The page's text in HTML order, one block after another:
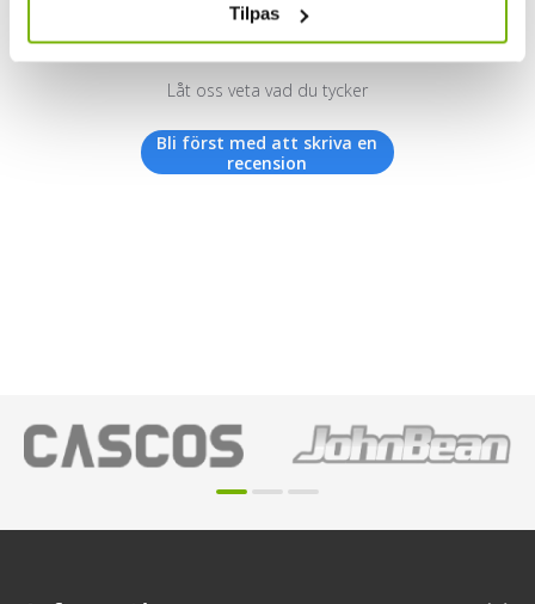
Tilpas
Vi letar efter stjärnor!
Låt oss veta vad du tycker
Bli först med att skriva en
recension